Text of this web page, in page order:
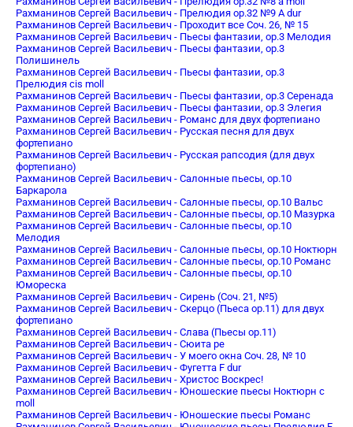
Рахманинов Сергей Васильевич - Прелюдия ор.32 №9 A dur
Рахманинов Сергей Васильевич - Проходит все Соч. 26, № 15
Рахманинов Сергей Васильевич - Пьесы фантазии, op.3 Мелодия
Рахманинов Сергей Васильевич - Пьесы фантазии, op.3
Полишинель
Рахманинов Сергей Васильевич - Пьесы фантазии, op.3
Прелюдия cis moll
Рахманинов Сергей Васильевич - Пьесы фантазии, op.3 Серенада
Рахманинов Сергей Васильевич - Пьесы фантазии, op.3 Элегия
Рахманинов Сергей Васильевич - Романс для двух фортепиано
Рахманинов Сергей Васильевич - Русская песня для двух
фортепиано
Рахманинов Сергей Васильевич - Русская рапсодия (для двух
фортепиано)
Рахманинов Сергей Васильевич - Салонные пьесы, op.10
Баркарола
Рахманинов Сергей Васильевич - Салонные пьесы, op.10 Вальс
Рахманинов Сергей Васильевич - Салонные пьесы, op.10 Мазурка
Рахманинов Сергей Васильевич - Салонные пьесы, op.10
Мелодия
Рахманинов Сергей Васильевич - Салонные пьесы, op.10 Ноктюрн
Рахманинов Сергей Васильевич - Салонные пьесы, op.10 Романс
Рахманинов Сергей Васильевич - Салонные пьесы, op.10
Юмореска
Рахманинов Сергей Васильевич - Сирень (Соч. 21, №5)
Рахманинов Сергей Васильевич - Скерцо (Пьеса op.11) для двух
фортепиано
Рахманинов Сергей Васильевич - Слава (Пьесы op.11)
Рахманинов Сергей Васильевич - Сюита ре
Рахманинов Сергей Васильевич - У моего окна Соч. 28, № 10
Рахманинов Сергей Васильевич - Фугетта F dur
Рахманинов Сергей Васильевич - Христос Воскрес!
Рахманинов Сергей Васильевич - Юношеские пьесы Ноктюрн c
moll
Рахманинов Сергей Васильевич - Юношеские пьесы Романс